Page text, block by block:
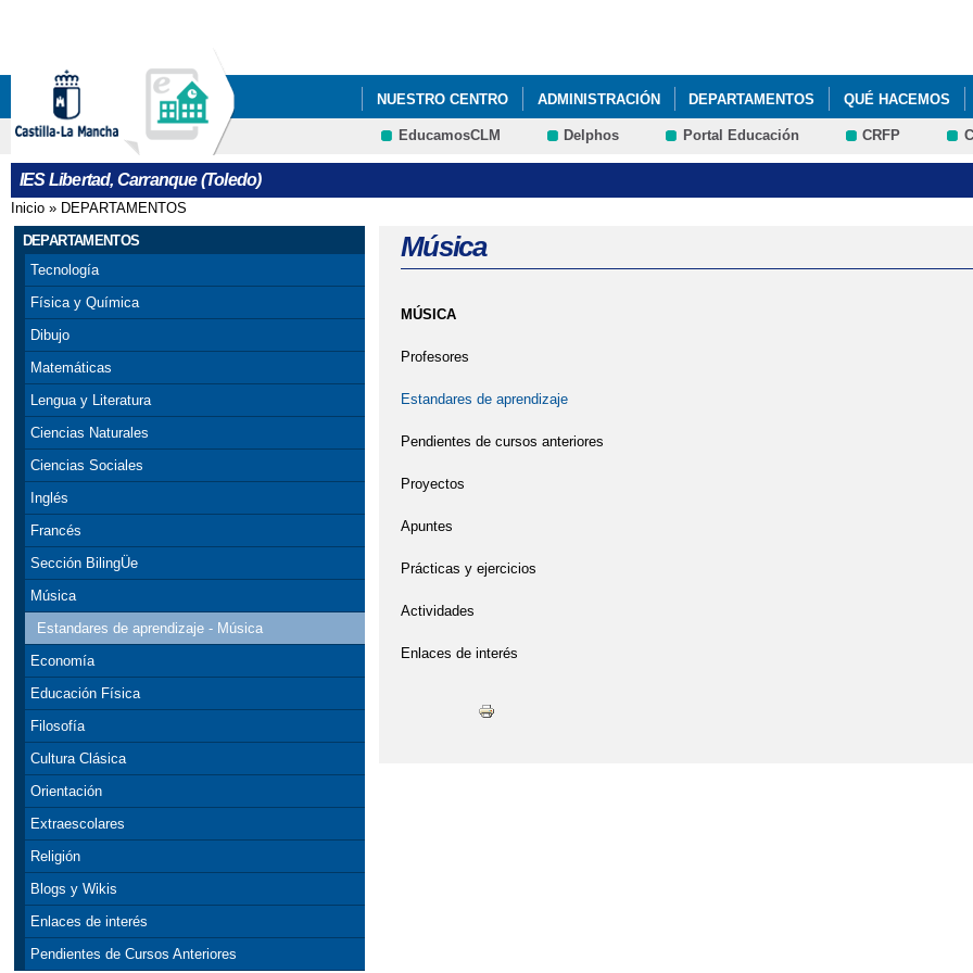
NUESTRO CENTRO ADMINISTRACIÓN DEPARTAMENTOS QUÉ HACEMOS
EducamosCLM Delphos Portal Educación CRFP
IES Libertad, Carranque (Toledo)
Se encuentra usted aquí
Inicio » DEPARTAMENTOS
DEPARTAMENTOS
Tecnología
Física y Química
Dibujo
Matemáticas
Lengua y Literatura
Ciencias Naturales
Ciencias Sociales
Inglés
Francés
Sección BilingÜe
Música
Estandares de aprendizaje - Música
Economía
Educación Física
Filosofía
Cultura Clásica
Orientación
Extraescolares
Religión
Blogs y Wikis
Enlaces de interés
Pendientes de Cursos Anteriores
Música
MÚSICA
Profesores
Estandares de aprendizaje
Pendientes de cursos anteriores
Proyectos
Apuntes
Prácticas y ejercicios
Actividades
Enlaces de interés